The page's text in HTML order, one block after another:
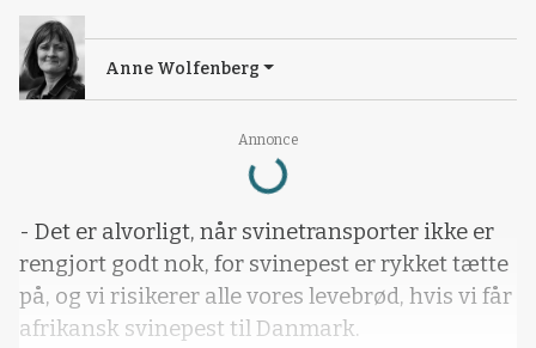
Annonce
Loading...
Anne Wolfenberg
- Det er alvorligt, når svinetransporter ikke er
rengjort godt nok, for svinepest er rykket tætte
på, og vi risikerer alle vores levebrød, hvis vi får
afrikansk svinepest til Danmark.